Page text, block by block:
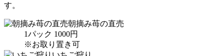
す。
朝摘み苺の直売
1パック 1000円
※お取り置き可